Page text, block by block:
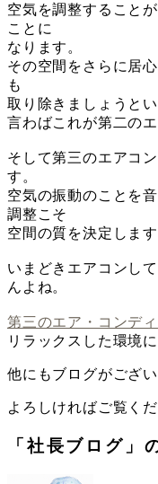
空気を調整すること
ことに
なります。
その空間をさらに居
も
取り除きましょうと
言わばこれが第二のエ
そして第三のエアコ
す。
空気の振動のことを
調整こそ
空間の質を決定します
いまどきエアコンし
んよね。
第三のエア・コンディ
リラックスした環境
他にもブログがござ
よろしければご覧く
「社長ブログ」